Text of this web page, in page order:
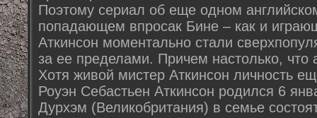
Поэтому сериал об еще одном
попадающем впросак Бине – как и
Аткинсон моментально стали
за ее пределами. Причем настолько, что
Хотя живой мистер Аткинсон личность
Роуэн Себастьен Аткинсон родился 6
Дурхэм (Великобритания) в семье